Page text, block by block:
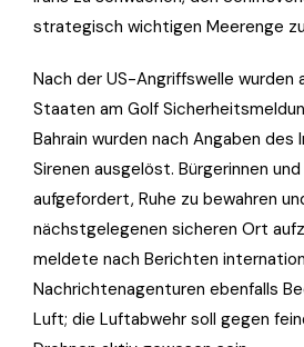
strategisch wichtigen Meerenge
Nach der US-Angriffswelle wurden
Staaten am Golf
Bahrain wurden nach Angaben des
Sirenen ausgelöst. Bürgerinnen
aufgefordert, Ruhe zu bewahren
nächstgelegenen sicheren Ort
meldete nach Berichten
Nachrichtenagenturen ebenfalls
Luft; die Luftabwehr soll gegen